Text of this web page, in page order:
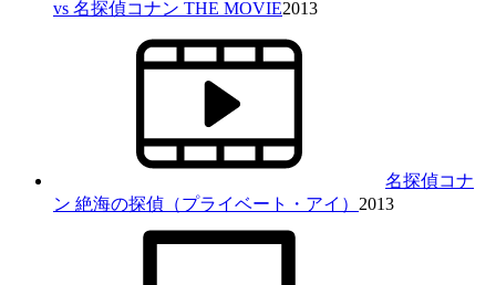
vs 名探偵コナン THE MOVIE2013
名探偵コナ
ン 絶海の探偵（プライベート・アイ） 2013